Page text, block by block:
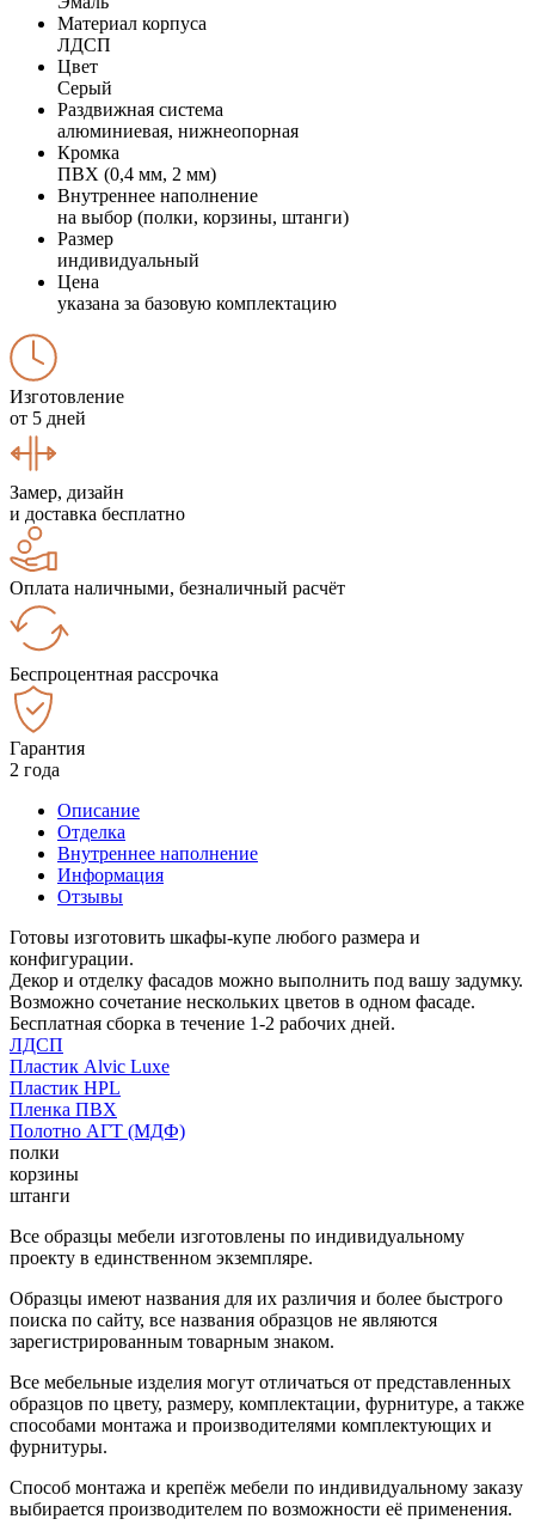
Материал корпуса
ЛДСП
Цвет
Серый
Раздвижная система
алюминиевая, нижнеопорная
Кромка
ПВХ (0,4 мм, 2 мм)
Внутреннее наполнение
на выбор (полки, корзины, штанги)
Размер
индивидуальный
Цена
указана за базовую комплектацию
Изготовление
от 5 дней
Замер, дизайн
и доставка бесплатно
Оплата наличными, безналичный расчёт
Беспроцентная рассрочка
Гарантия
2 года
Описание
Отделка
Внутреннее наполнение
Информация
Отзывы
Готовы изготовить шкафы-купе любого размера и
конфигурации.
Декор и отделку фасадов можно выполнить под вашу задумку.
Возможно сочетание нескольких цветов в одном фасаде.
Бесплатная сборка в течение 1-2 рабочих дней.
ЛДСП
Пластик Alvic Luxe
Пластик HPL
Пленка ПВХ
Полотно АГТ (МДФ)
полки
корзины
штанги
Все образцы мебели изготовлены по индивидуальному
проекту в единственном экземпляре.
Образцы имеют названия для их различия и более быстрого
поиска по сайту, все названия образцов не являются
зарегистрированным товарным знаком.
Все мебельные изделия могут отличаться от представленных
образцов по цвету, размеру, комплектации, фурнитуре, а также
способами монтажа и производителями комплектующих и
фурнитуры.
Способ монтажа и крепёж мебели по индивидуальному заказу
выбирается производителем по возможности её применения.